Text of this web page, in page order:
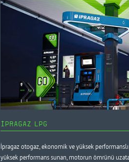
İPRAGAZ LPG
İpragaz otogaz, ekonomik ve yüksek
yüksek performans sunan, motorun ömrünü